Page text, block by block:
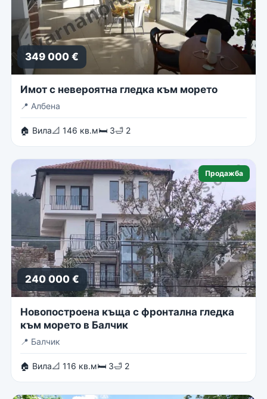
349 000 €
Имот с невероятна гледка към морето
📍 Албена
🏠 Вила📐 146 кв.м🛏 3🛁 2
Продажба
240 000 €
Новопостроена къща с фронтална гледка
към морето в Балчик
📍 Балчик
🏠 Вила📐 116 кв.м🛏 3🛁 2